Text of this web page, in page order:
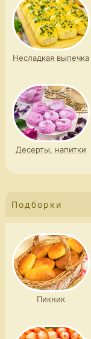
Несладкая выпечка
Десерты, напитки
Подборки
Пикник